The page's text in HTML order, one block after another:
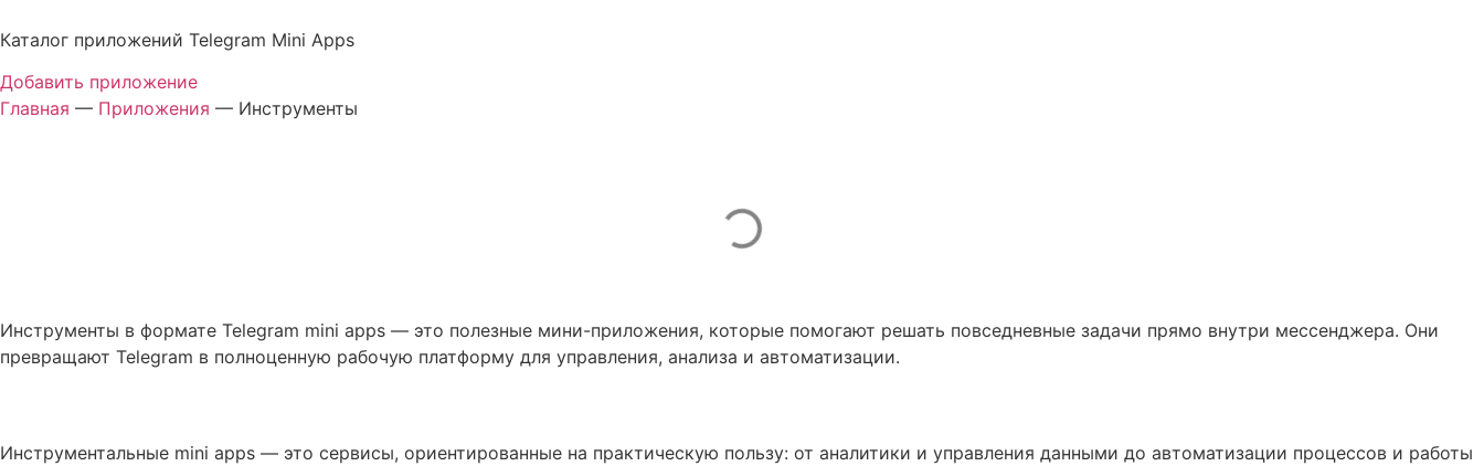
к
Каталог приложений Telegram Mini Apps
Добавить приложение
Главная — Приложения — Инструменты
Инструменты в формате Telegram mini apps — это полезные мини-приложения, которые помогают решать повседневные задачи прямо внутри мессенджера. Они
превращают Telegram в полноценную рабочую платформу для управления, анализа и автоматизации.
Инструментальные mini apps — это сервисы, ориентированные на практическую пользу: от аналитики и управления данными до автоматизации процессов и работы